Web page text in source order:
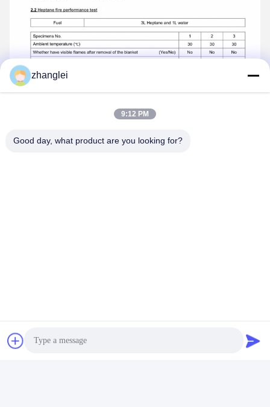
Verpakking van brandbedekking van glasvezel
zhanglei
9:12 PM
Good day, what product are you looking for?